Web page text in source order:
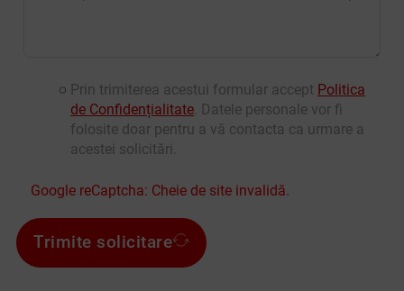
Prin trimiterea acestui formular accept Politica
de Confidențialitate. Datele personale vor fi
folosite doar pentru a vă contacta ca urmare a
acestei solicitări.
Google reCaptcha: Cheie de site invalidă.
Trimite solicitare